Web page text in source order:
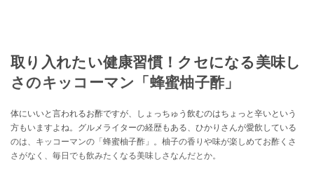
取り入れたい健康習慣！クセになる美味し
さのキッコーマン「蜂蜜柚子酢」
体にいいと言われるお酢ですが、しょっちゅう飲むのはちょっと辛いという
方もいますよね。グルメライターの経歴もある、ひかりさんが愛飲している
のは、キッコーマンの「蜂蜜柚子酢」。柚子の香りや味が楽しめてお酢くさ
さがなく、毎日でも飲みたくなる美味しさなんだとか。